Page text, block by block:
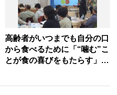
高齢者がいつまでも自分の口
から食べるために「“噛む”こ
とが食の喜びをもたらす」